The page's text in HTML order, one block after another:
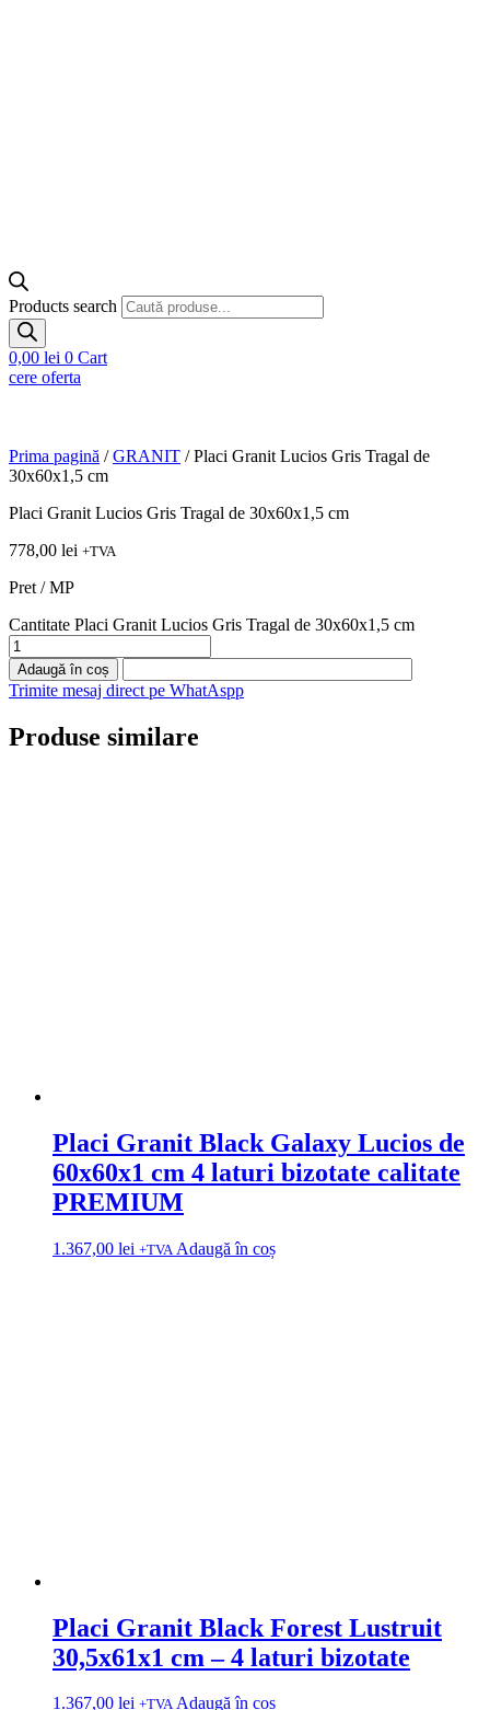
Products search
0,00 lei 0 Cart
cere oferta
Prima pagină /GRANIT / Placi Granit Lucios Gris Tragal de
30x60x1,5 cm
Placi Granit Lucios Gris Tragal de 30x60x1,5 cm
778,00 lei +TVA
Pret / MP
Cantitate Placi Granit Lucios Gris Tragal de 30x60x1,5 cm
Adaugă în coș
Trimite mesaj direct pe WhatAspp
Produse similare
Placi Granit Black Galaxy Lucios de
60x60x1 cm 4 laturi bizotate calitate
PREMIUM
1.367,00 lei +TVA Adaugă în coș
Placi Granit Black Forest Lustruit
30,5x61x1 cm – 4 laturi bizotate
1.367,00 lei +TVA Adaugă în coș